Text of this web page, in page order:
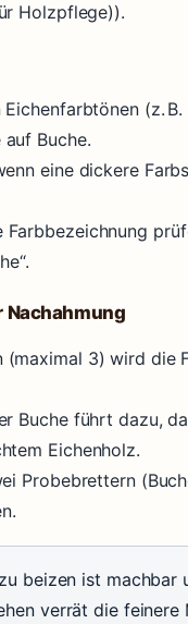
Holzpflege)).
(z.
Buche.
eine dickere
Nachahmung
(maximal 3) wird
Buche führt dazu,
Eichenholz.
Probebrettern
beizen ist
verrät die